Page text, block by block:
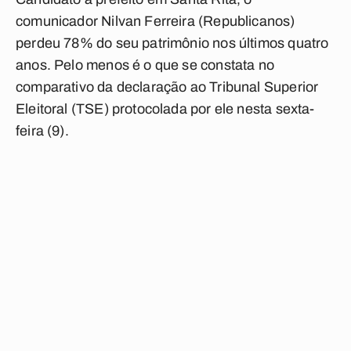
comunicador Nilvan Ferreira (Republicanos)
perdeu 78% do seu patrimônio nos últimos quatro
anos. Pelo menos é o que se constata no
comparativo da declaração ao Tribunal Superior
Eleitoral (TSE) protocolada por ele nesta sexta-
feira (9).